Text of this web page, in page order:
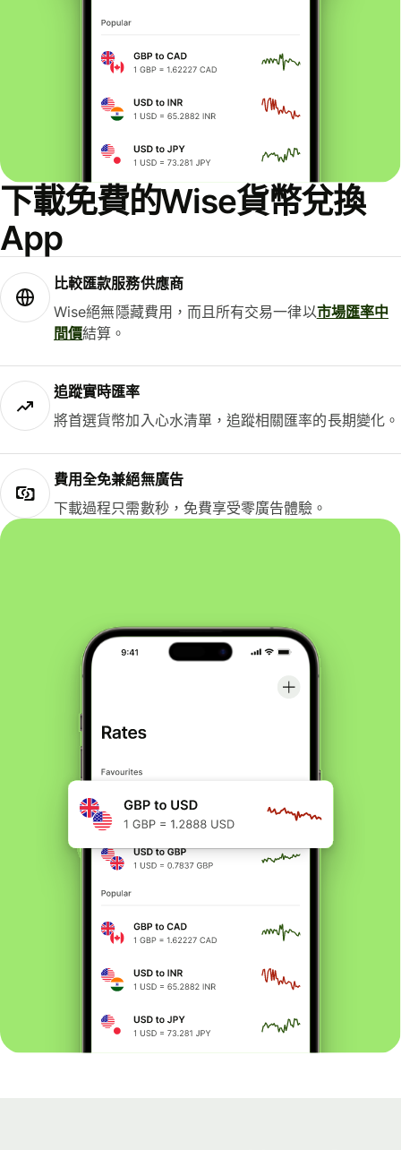
下載免費的Wise貨幣兌換
App
比較匯款服務供應商
Wise絕無隱藏費用，而且所有交易一律以市場匯率中
間價結算。
追蹤實時匯率
將首選貨幣加入心水清單，追蹤相關匯率的長期變化。
費用全免兼絕無廣告
下載過程只需數秒，免費享受零廣告體驗。